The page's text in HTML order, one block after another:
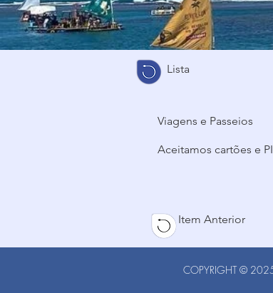
Lista
Viagens e Passeios
Aceitamos cartões e
Item Anterior
COPYRIGHT © 2025